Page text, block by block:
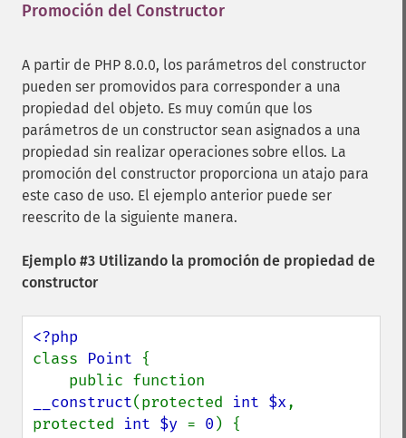
Promoción del Constructor
A partir de PHP 8.0.0, los parámetros del constructor
pueden ser promovidos para corresponder a una
propiedad del objeto. Es muy común que los
parámetros de un constructor sean asignados a una
propiedad sin realizar operaciones sobre ellos. La
promoción del constructor proporciona un atajo para
este caso de uso. El ejemplo anterior puede ser
reescrito de la siguiente manera.
Ejemplo #3 Utilizando la promoción de propiedad de
constructor
class Point {
__construct(protected int $x,
protected int $y = 0 ) {